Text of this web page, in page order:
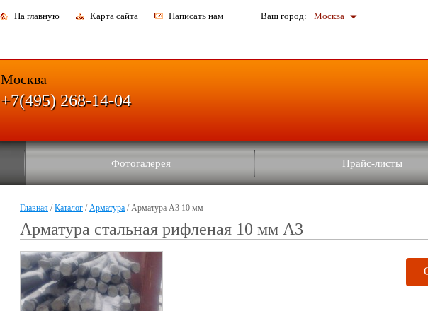
На главную Карта сайта Написать нам Ваш город: Москва
Фотогалерея Прайс-листы
Москва
+7(495) 268-14-04
Главная /Каталог /Арматура / Арматура А3 10 мм
Арматура стальная рифленая 10 мм А3